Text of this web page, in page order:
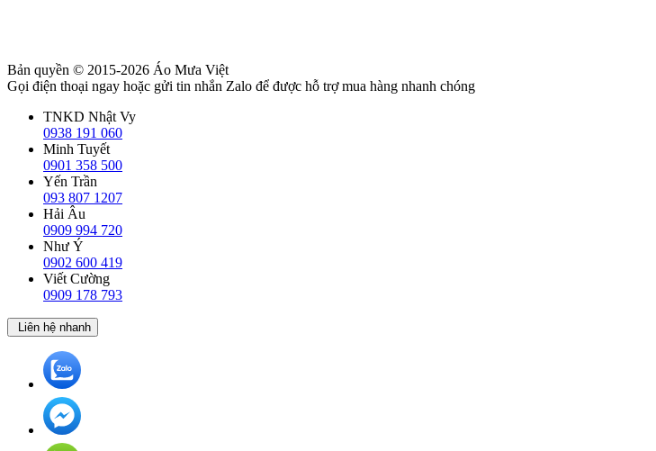
Bản quyền © 2015-2026 Áo Mưa Việt
Gọi điện thoại ngay hoặc gửi tin nhắn Zalo để được hỗ trợ mua hàng nhanh chóng
TNKD Nhật Vy
0938 191 060
Minh Tuyết
0901 358 500
Yến Trần
093 807 1207
Hải Âu
0909 994 720
Như Ý
0902 600 419
Viết Cường
0909 178 793
Liên hệ nhanh